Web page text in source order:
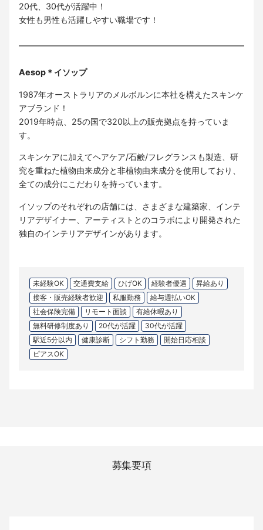
20代、30代が活躍中！
女性も男性も活躍しやすい職場です！
Aesop＊イソップ
1987年オーストラリアのメルボルンに本社を構えたスキンケ
アブランド！
2019年時点、25の国で320以上の販売拠点を持っていま
す。
スキンケアに加えてヘアケア/石鹸/フレグランスも製造、研
究を重ねた植物由来成分と非植物由来成分を使用しており、
全ての成分にこだわりを持っています。
イソップのそれぞれの店舗には、さまざまな建築家、インテ
リアデザイナー、アーティストとのコラボにより開発された
独自のインテリアデザインがあります。
未経験OK 交通費支給 ひげOK 経験者優遇
昇給あり
接客・販売経験者歓迎
私服勤務
給与週払いOK
社会保険完備
リモート面談
有給休暇あり
無料研修制度あり
20代が活躍
30代が活躍
駅近5分以内
健康診断 シフト勤務
開始日応相談
ピアスOK
募集要項